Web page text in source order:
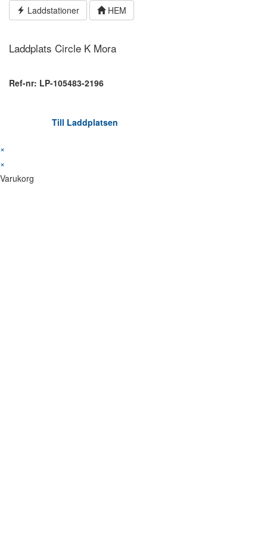
Hoppa Laddstationer HEM
Laddplats Circle K Mora
Ref-nr: LP-105483-2196
Till Laddplatsen
×
×
Varukorg